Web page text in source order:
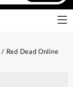
/ Red Dead Online